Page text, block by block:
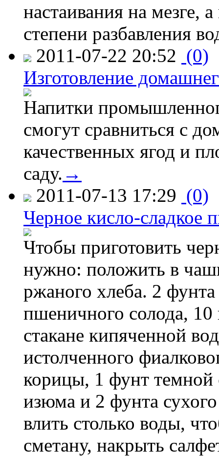
настаивания на мезге,
степени разбавления
2011-07-22 20:52 (0)
Изготовление
Напитки
смогут сравниться с
качественных ягод и
саду. →
2011-07-13 17:29 (0)
Черное кисло-сладкое
Чтобы приготовить
нужно: положить в
ржаного хлеба. 2
пшеничного солода,
стакане кипяченной
истолченного
корицы, 1 фунт темной
изюма и 2 фунта
влить столько воды,
сметану, накрыть